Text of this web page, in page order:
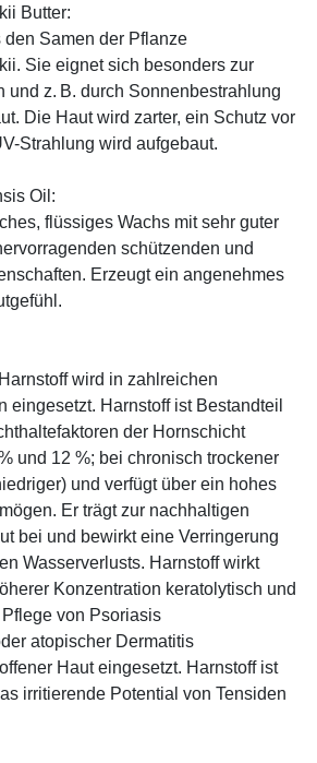
Butter:
den Samen der Pflanze
Sie eignet sich besonders zur
und z. B. durch Sonnenbestrahlung
Die Haut wird zarter, ein Schutz vor
Strahlung wird aufgebaut.
Oil:
flüssiges Wachs mit sehr guter
schützenden und
Erzeugt ein angenehmes
wird in zahlreichen
eingesetzt. Harnstoff ist Bestandteil
der Hornschicht
und 12 %; bei chronisch trockener
und verfügt über ein hohes
Er trägt zur nachhaltigen
bei und bewirkt eine Verringerung
Wasserverlusts. Harnstoff wirkt
Konzentration keratolytisch und
von Psoriasis
atopischer Dermatitis
Haut eingesetzt. Harnstoff ist
irritierende Potential von Tensiden